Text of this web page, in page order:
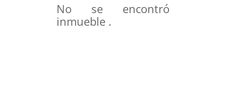
No se encontró
inmueble .